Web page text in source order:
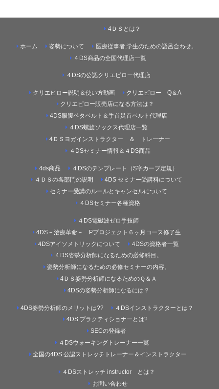
ホーム
4ＤＳとは？
姿勢について
医療従事者,学生のための語呂合わせ。
４DS商品の全国代理店一覧
４DSの公認クリエピロー代理店
クリエピロー説明＆使い方動画
クリエピロー Q＆A
クリエピロー販売店になる方法は？
4DS腸腹ペタベルト＆手首足首ベルト代理店
４DS螺旋ソックス代理店一覧
4ＤＳヨガインストラクター ＆ トレーナー
４DSセミナー情報＆４DS商品
4ds商品
４DSのテンプレート（S字カーブ定規）
４ＤＳの各部門の説明
4DS セミナー受講料について
セミナー受講のルールとキャンセルについて
４DSセミナー各種資格
４DS電磁波ゼロ手技師
4DS－治療革命－ Pプロジェクト６ヶ月コース修了生
4DSアイソメトリックについて
4DSの資格者一覧
４DS姿勢分析師になるための必修科目。
姿勢分析師になるための必修セミナーの内容。
4ＤＳ姿勢分析師になるためのＱ＆Ａ
4DSの姿勢分析師になるには？
4DS姿勢分析師のメリットは??
４DSインストラクターとは？
4DS プラクティショナーとは?
SECの登録者
４DSウォーキングトレーナー一覧
全国の4DS 公認ストレッチトレーナー＆インストラクター
４DSストレッチ instructor とは？
お問い合わせ